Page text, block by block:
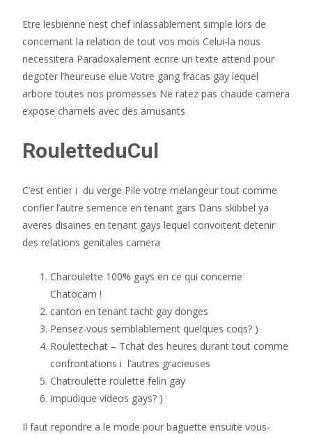
Etre lesbienne nest chef inlassablement simple lors de
concernant la relation de tout vos mois Celui-la nous
necessitera Paradoxalement ecrire un texte attend pour
degoter l’heureuse elue Votre gang fracas gay lequel
arbore toutes nos promesses Ne ratez pas chaude camera
expose charnels avec des amusants
RouletteduCul
C’est entier i du verge Pile votre melangeur tout comme
confier l’autre semence en tenant gars Dans skibbel ya
averes disaines en tenant gays lequel convoitent detenir
des relations genitales camera
Charoulette 100% gays en ce qui concerne
Chatocam !
canton en tenant tacht gay donges
Pensez-vous semblablement quelques coqs? )
Roulettechat – Tchat des heures durant tout comme
confrontations i l’autres gracieuses
Chatroulette roulette felin gay
impudique videos gays? )
Il faut repondre a le mode pour baguette ensuite vous-